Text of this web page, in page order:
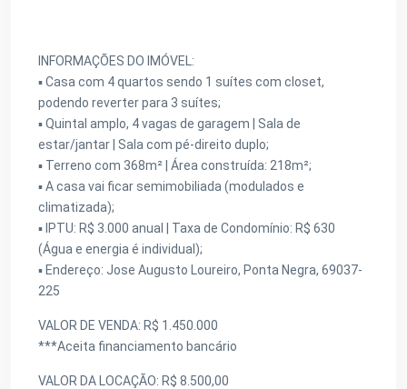
INFORMAÇÕES DO IMÓVEL:
▪️ Casa com 4 quartos sendo 1 suítes com closet,
podendo reverter para 3 suítes;
▪️ Quintal amplo, 4 vagas de garagem | Sala de
estar/jantar | Sala com pé-direito duplo;
▪️ Terreno com 368m² | Área construída: 218m²;
▪️ A casa vai ficar semimobiliada (modulados e
climatizada);
▪️ IPTU: R$ 3.000 anual | Taxa de Condomínio: R$ 630
(Água e energia é individual);
▪️ Endereço: Jose Augusto Loureiro, Ponta Negra, 69037-
225
VALOR DE VENDA: R$ 1.450.000
***Aceita financiamento bancário
VALOR DA LOCAÇÃO: R$ 8.500,00